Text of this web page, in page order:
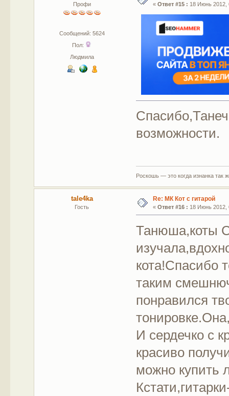
Профи
Сообщений: 5624
Пол:
Людмила
« Ответ #15 : 18 Июнь 2012,
возможности.
Роскошь — это когда изнанка
tale4ka
Гость
Re: МК Кот с гитарой
« Ответ #16 : 18 Июнь 2012,
Танюша,коты
кота!Спасибо
таким
понравился
И сердечко с
красиво
можно купить